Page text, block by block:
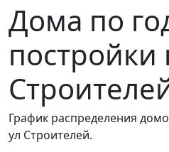
Дома по
постройки
График распределения
ул Строителей.